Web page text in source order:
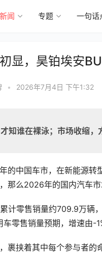
新闻 专题 一句话
显，昊铂埃安
• 2026年7月4日 下午1:32
知谁在裸泳；市场收缩，
的中国车市，在新能源转
那么2026年的国内汽车
计零售销量约709.9万辆
零售销量预期，增速由-
裹挟着其中每个参与者